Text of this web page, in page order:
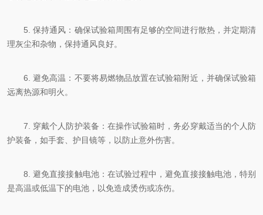
5. 保持通风：确保试验箱周围有足够的空间进行散热，并定期清
理灰尘和杂物，保持通风良好。
6. 避免高温：不要将易燃物品放置在试验箱附近，并确保试验箱
远离热源和明火。
7. 穿戴个人防护装备：在操作试验箱时，务必穿戴适当的个人防
护装备，如手套、护目镜等，以防止意外伤害。
8. 避免直接接触电池：在试验过程中，避免直接接触电池，特别
是高温或低温下的电池，以免造成烫伤或冻伤。